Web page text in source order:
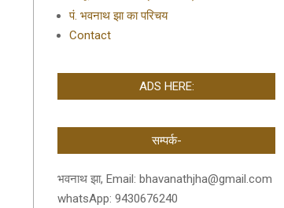
पं. भवनाथ झा का परिचय
Contact
ADS HERE:
सम्पर्क-
भवनाथ झा, Email: bhavanathjha@gmail.com
whatsApp: 9430676240